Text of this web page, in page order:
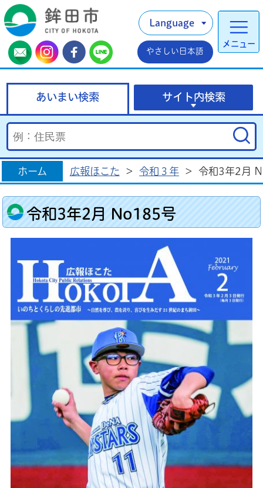
メニュー
Language
やさしい日本語
あいまい検索 サイト内検索
ホーム 広報ほこた > 令和３年 > 令和3年2月
令和3年2月 No185号